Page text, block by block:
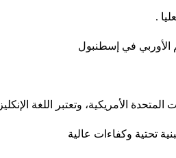
.
الأمريكية، وتعتبر اللغة
تحتية وكفاءات عالية